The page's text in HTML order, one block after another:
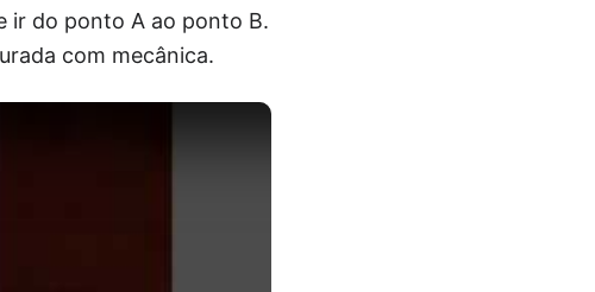
ir do ponto A ao ponto B.
com mecânica.